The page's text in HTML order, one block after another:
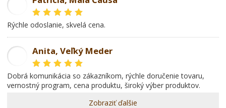
rýchle odoslanie, skvelá cena.
Anita, Veľký Meder
dobrá komunikácia so zákazníkom, rýchle doručenie tovaru,
vernostný program, cena produktu, široký výber produktov.
Zobraziť ďalšie